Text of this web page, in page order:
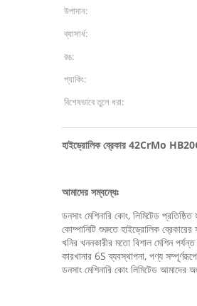
উপাদান:
ব্যাসার্ধ:
রঙ:
প্যাকিং:
বিশেষভাবে তুলে ধরা:
হাইড্রোলিক ব্রেকার 42CrMo HB20G
আমাদের সম্বন্ধেঃ
ডনসাং মেশিনারি কোং, লিমিটেড
কোম্পানিটি শুরুতে হাইড্রোলিক ব্রেকারের
খনির খননকারীর মতো বিশাল মেশিন
কারখানার 6S ব্যবস্থাপনা, পণ্য
ডনসাং মেশিনারি কোং লিমিটেড